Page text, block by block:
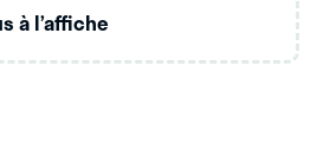
à l’affiche